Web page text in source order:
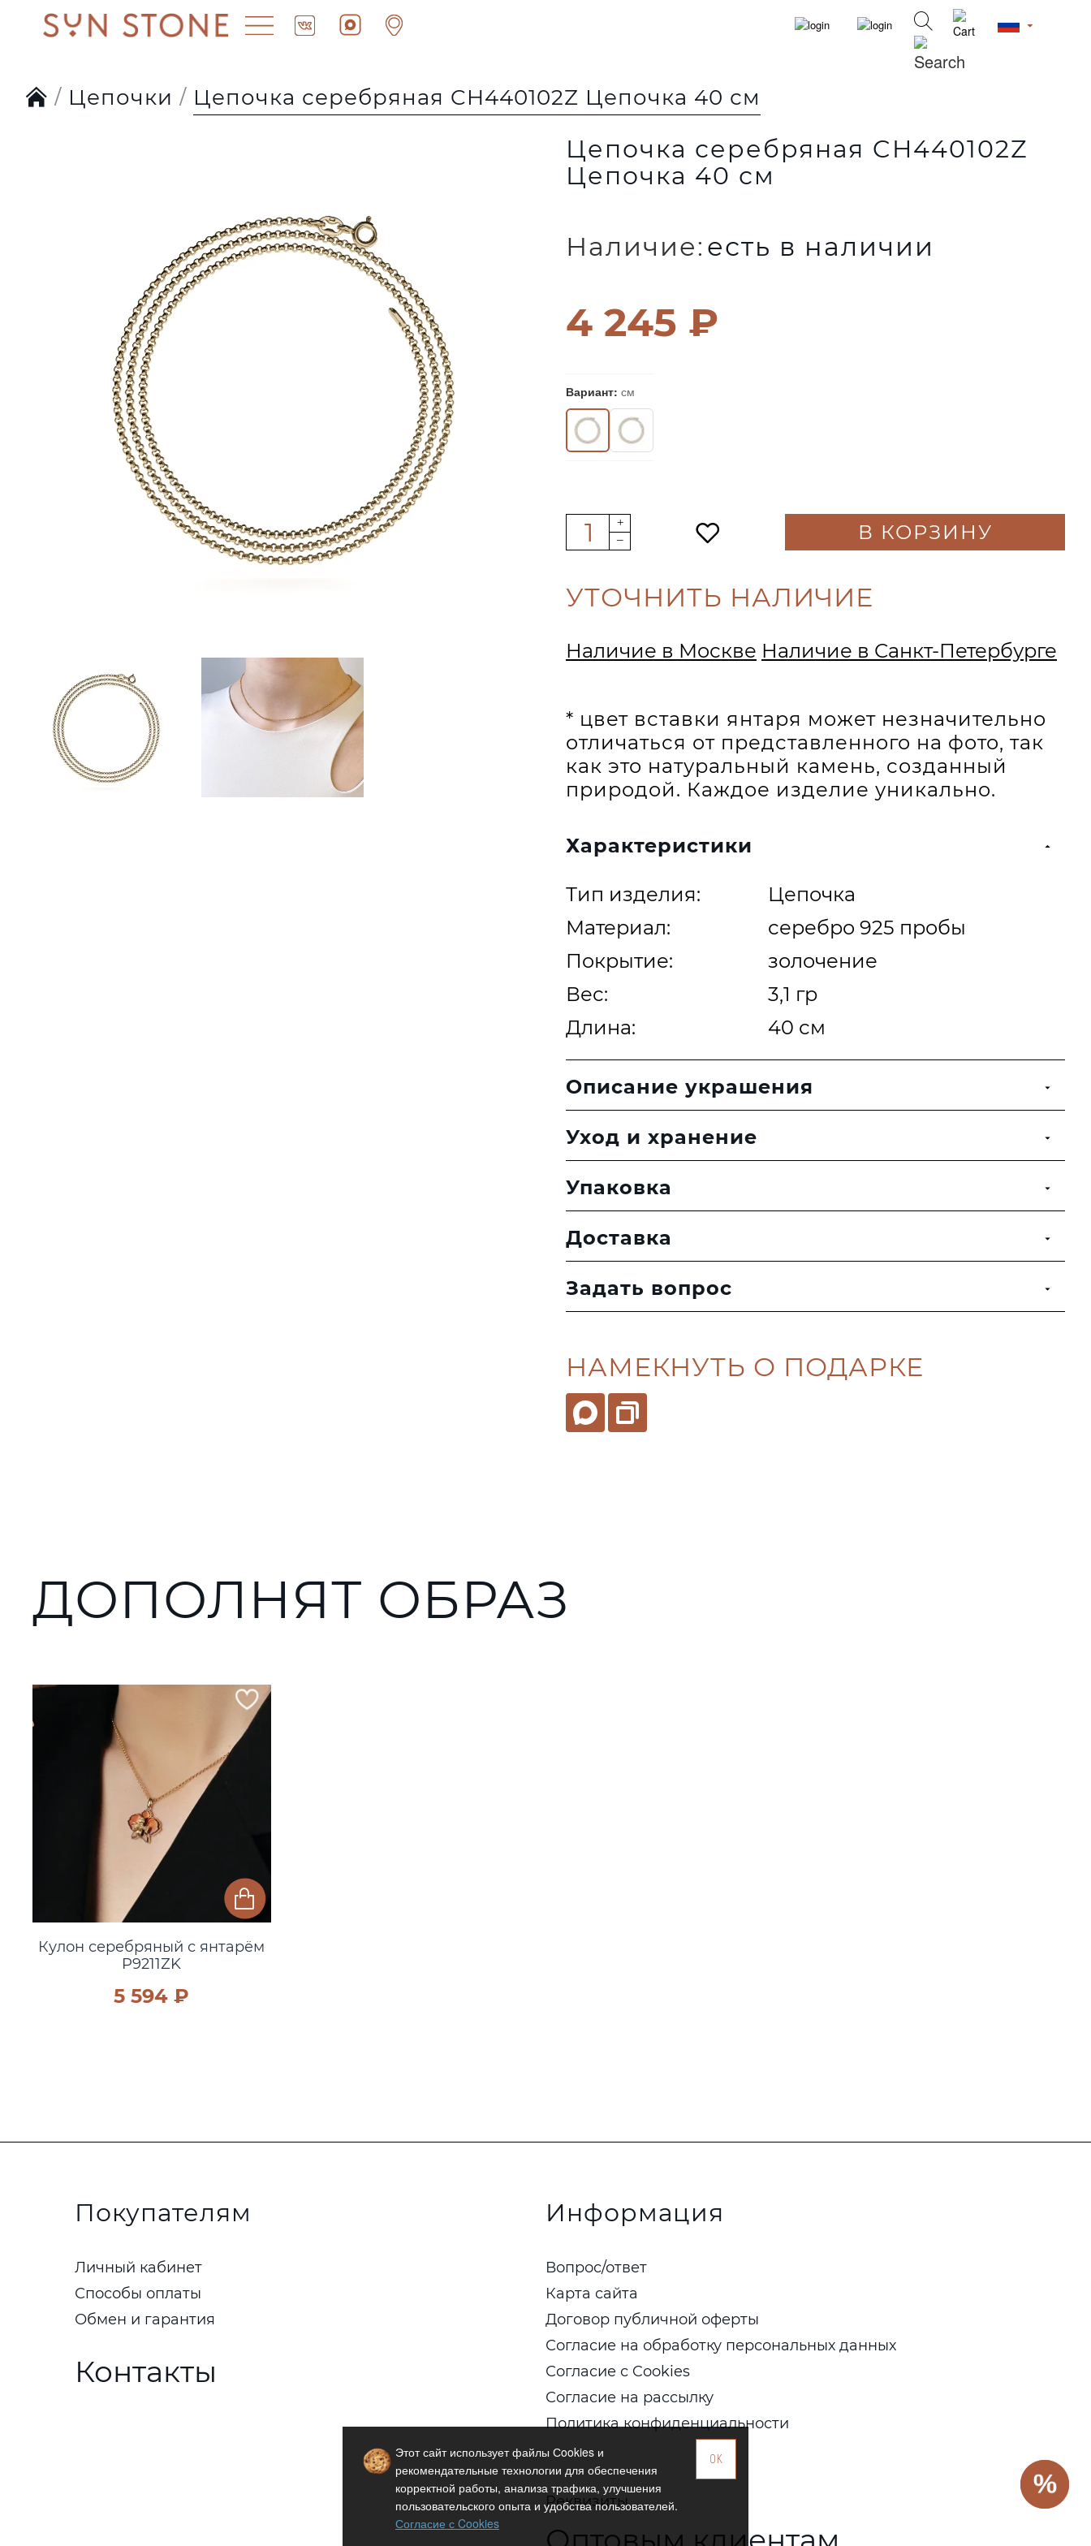
Цепочки Цепочка серебряная CH440102Z Цепочка 40 см
Цепочка серебряная CH440102Z
Цепочка 40 см
4 245 ₽
Вариант: см
Наличие: есть в наличии
В КОРЗИНУ
НАМЕКНУТЬ О ПОДАРКЕ
* цвет вставки янтаря может незначительно
отличаться от представленного на фото, так
как это натуральный камень, созданный
природой. Каждое изделие уникально.
Характеристики
Тип изделия:
Цепочка
Материал:
серебро 925 пробы
Покрытие:
золочение
Вес:
3,1 гр
Длина:
40 см
Описание украшения
Уход и хранение
Упаковка
Доставка
Задать вопрос
УТОЧНИТЬ НАЛИЧИЕ
Наличие в Москве Наличие в Санкт-Петербурге
ДОПОЛНЯТ ОБРАЗ
Кулон серебряный с янтарём
P9211ZK
5 594 ₽
Покупателям
Личный кабинет
Способы оплаты
Обмен и гарантия
Контакты
Информация
Вопрос/ответ
Карта сайта
Договор публичной оферты
Согласие на обработку персональных данных
Согласие с Cookies
Согласие на рассылку
Политика конфиденциальности
Реквизиты
OK
Этот сайт использует файлы Сookies и
рекомендательные технологии для обеспечения
корректной работы, анализа трафика, улучшения
пользовательского опыта и удобства пользователей.
Согласие с Cookies